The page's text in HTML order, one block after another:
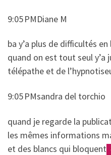
9:05 PMDiane M
​​ba y’a plus de difficultés
quand on est tout seul y’a
télépathe et de
9:05 PMsandra del torchio
​​quand je regarde la
les mêmes informations
et des blancs qui bloquent